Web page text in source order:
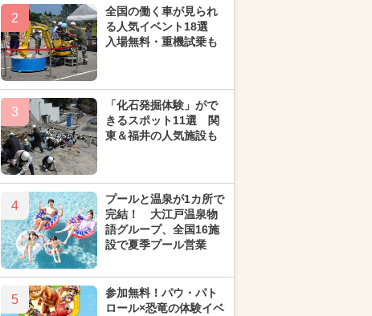
2
全国の働く車が見られ
る人気イベント18選
入場無料・重機試乗も
3
「化石発掘体験」がで
きるスポット11選 関
東＆福井の人気施設も
4
プールと温泉が1カ所で
完結！ 大江戸温泉物
語グループ、全国16施
設で夏季プール営業
5
参加無料！パウ・パト
ロール×恐竜の体験イベ